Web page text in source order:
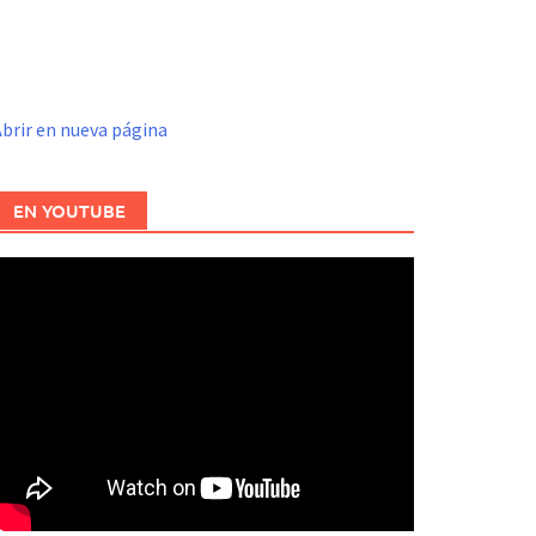
en nueva página
EN YOUTUBE